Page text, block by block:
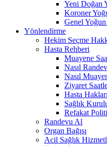
Yeni Doğan
Koroner
Genel
Yönlendirme
Hekim Seçme
Hasta Rehberi
Muayene
Nasıl
Nasıl
Ziyaret
Hasta
Sağlık
Refakat
Randevu Al
Organ Bağışı
Acil Sağlık